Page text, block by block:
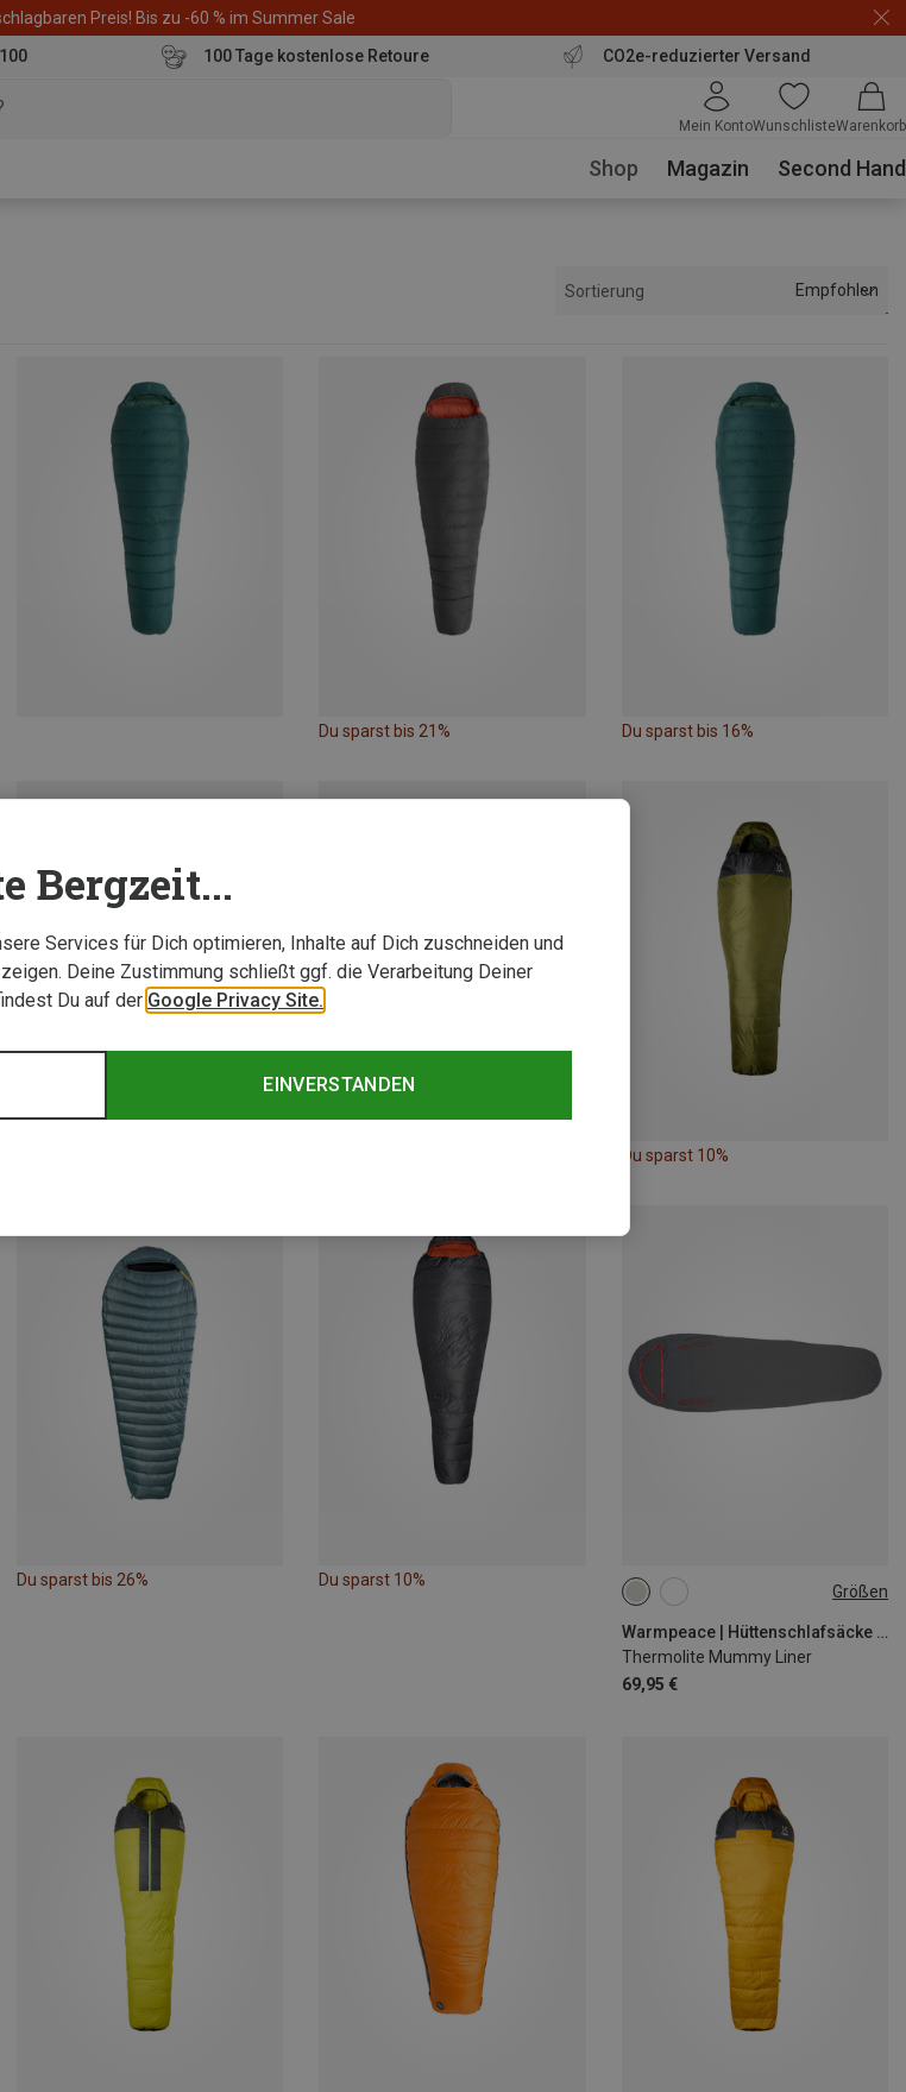
Preis! Bis zu -60 % im Summer Sale
100 Tage kostenlose Retoure CO2e-reduzierter Versand
Mein KontoWunschlisteWarenkorb
Shop Magazin Second Hand
Sortierung Empfohlen
Du sparst bis 21% Du sparst bis 16%
Du sparst 10%
Du sparst bis 26% Du sparst 10%
Größen
Warmpeace | Hüttenschlafsäcke & Inlets
Thermolite Mummy Liner
69,95 €
MAX. 195CM
Bergzeit...
Services für Dich optimieren, Inhalte auf Dich zuschneiden und
Deine Zustimmung schließt ggf. die Verarbeitung Deiner
Du auf der Google Privacy Site.
EINVERSTANDEN